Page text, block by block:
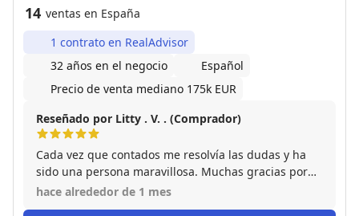
14 ventas en España
1 contrato en RealAdvisor
32 años en el negocio
Español
Precio de venta mediano 175k EUR
Reseñado por Litty . V. . (Comprador)
Cada vez que contados me resolvía las dudas y ha
sido una persona maravillosa. Muchas gracias por
todo
hace alrededor de 1 mes